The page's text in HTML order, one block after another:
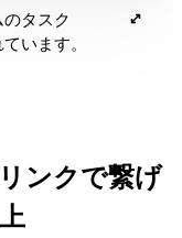
タスク
います。
ンクで繋げ